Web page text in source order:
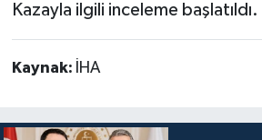
Kazayla ilgili inceleme başlatıldı.
Kaynak: İHA